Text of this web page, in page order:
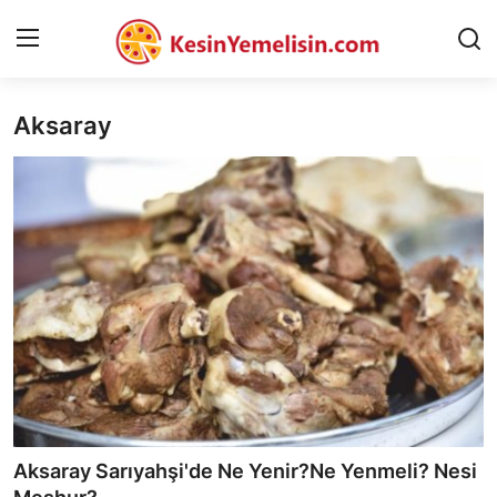
AnaSayfa
Gizlilik Sözleşmesi
Rüya Tabirleri
Diyet & Sağlıklı Beslenme
İletişim
Şehirler
Helal Gıda & Dini Hükümler
Gıda Güvenliği & Bilimi
Aksaray
Aksaray Sarıyahşi'de Ne Yenir?Ne Yenmeli? Nesi